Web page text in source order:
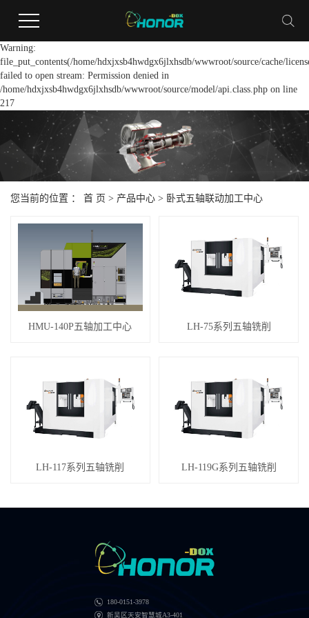
Warning:
file_put_contents(/home/hdxjxsb4hwdgx6jlxhsdb/wwwroot/source/cache/
failed to open stream: Permission denied in
/home/hdxjxsb4hwdgx6jlxhsdb/wwwroot/source/model/api.class.php on line
217
您当前的位置 ： 首 页 > 产品中心 > 卧式五轴联动加工中心
HMU-140P五轴加工中心 LH-75系列五轴铣削
LH-117系列五轴铣削 LH-119G系列五轴铣削
180-0151-3978
新吴区天安智慧城A3-401